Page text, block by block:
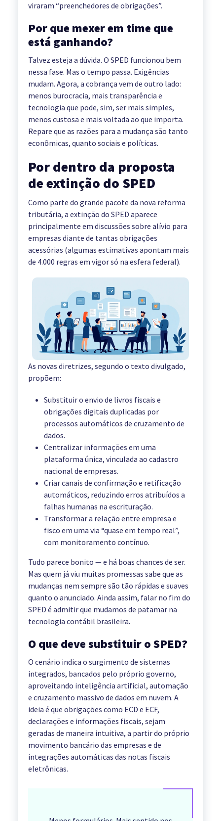
viraram “preenchedores de obrigações”.
Por que mexer em time que
está ganhando?
Talvez esteja a dúvida. O SPED funcionou bem
nessa fase. Mas o tempo passa. Exigências
mudam. Agora, a cobrança vem de outro lado:
menos burocracia, mais transparência e
tecnologia que pode, sim, ser mais simples,
menos custosa e mais voltada ao que importa.
Repare que as razões para a mudança são tanto
econômicas, quanto sociais e políticas.
Por dentro da proposta
de extinção do SPED
Como parte do grande pacote da nova reforma
tributária, a extinção do SPED aparece
principalmente em discussões sobre alívio para
empresas diante de tantas obrigações
acessórias (algumas estimativas apontam mais
de 4.000 regras em vigor só na esfera federal).
As novas diretrizes, segundo o texto divulgado,
propõem:
Substituir o envio de livros fiscais e
obrigações digitais duplicadas por
processos automáticos de cruzamento de
dados.
Centralizar informações em uma
plataforma única, vinculada ao cadastro
nacional de empresas.
Criar canais de confirmação e retificação
automáticos, reduzindo erros atribuídos a
falhas humanas na escrituração.
Transformar a relação entre empresa e
fisco em uma via “quase em tempo real”,
com monitoramento contínuo.
Tudo parece bonito — e há boas chances de ser.
Mas quem já viu muitas promessas sabe que as
mudanças nem sempre são tão rápidas e suaves
quanto o anunciado. Ainda assim, falar no fim do
SPED é admitir que mudamos de patamar na
tecnologia contábil brasileira.
O que deve substituir o SPED?
O cenário indica o surgimento de sistemas
integrados, bancados pelo próprio governo,
aproveitando inteligência artificial, automação
e cruzamento massivo de dados em nuvem. A
ideia é que obrigações como ECD e ECF,
declarações e informações fiscais, sejam
geradas de maneira intuitiva, a partir do próprio
movimento bancário das empresas e de
integrações automáticas das notas fiscais
eletrônicas.